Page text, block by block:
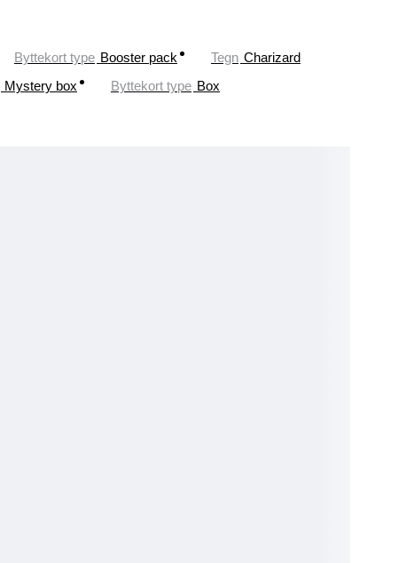
Byttekort type Booster pack Tegn Charizard
Mystery box Byttekort type Box